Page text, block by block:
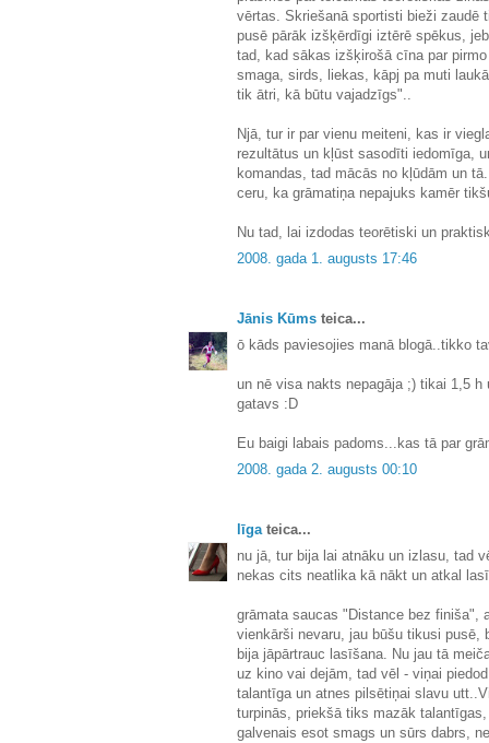
vērtas. Skriešanā sportisti bieži zaudē
pusē pārāk izšķērdīgi iztērē spēkus,
tad, kad sākas izšķirošā cīna par
smaga, sirds, liekas, kāpj pa muti
tik ātri, kā būtu vajadzīgs"..
Njā, tur ir par vienu meiteni, kas ir
rezultātus un kļūst sasodīti iedomīga,
komandas, tad mācās no kļūdām un
ceru, ka grāmatiņa nepajuks kamēr
Nu tad, lai izdodas teorētiski un
2008. gada 1. augusts 17:46
Jānis Kūms teica...
ō kāds paviesojies manā blogā..tikko
un nē visa nakts nepagāja ;) tikai 1,5
gatavs :D
Eu baigi labais padoms...kas tā par
2008. gada 2. augusts 00:10
līgateica...
nu jā, tur bija lai atnāku un izlasu, tad
nekas cits neatlika kā nākt un atkal
grāmata saucas "Distance bez finiša",
vienkārši nevaru, jau būšu tikusi pusē,
bija jāpārtrauc lasīšana. Nu jau tā
uz kino vai dejām, tad vēl - viņai
talantīga un atnes pilsētiņai slavu
turpinās, priekšā tiks mazāk
galvenais esot smags un sūrs dabrs,